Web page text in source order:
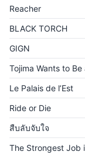
Reacher
BLACK TORCH
GIGN
Tojima Wants to
Le Palais de l’Est
Ride or Die
สืบลับจับใจ
The Strongest Job